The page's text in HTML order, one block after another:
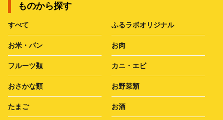
ものから探す
すべて ふるラボオリジナル
お米・パン お肉
フルーツ類 カニ・エビ
おさかな類 お野菜類
たまご お酒